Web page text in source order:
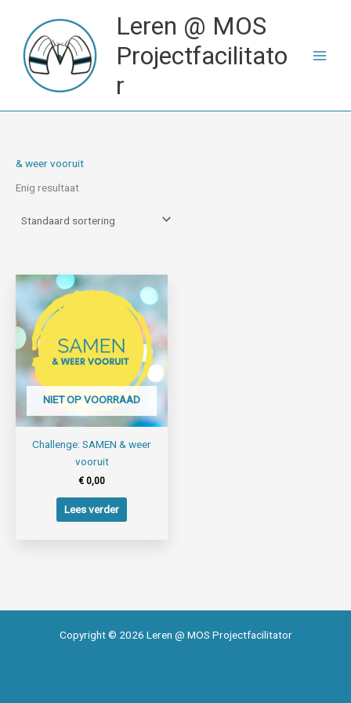
inhoud
Leren @ MOS
Projectfacilitato
r
& weer vooruit
Enig resultaat
NIET OP VOORRAAD
Challenge: SAMEN & weer
vooruit
€ 0,00
Lees verder
Copyright © 2026 Leren @ MOS Projectfacilitator